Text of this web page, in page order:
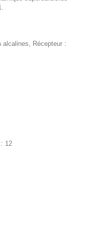
alcalines, Récepteur :
12